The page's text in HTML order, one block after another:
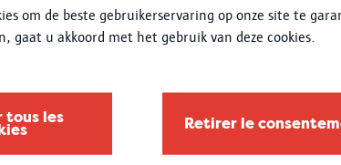
om de beste gebruikerservaring op onze site te
gaat u akkoord met het gebruik van deze cookies.
tous les Retirer le
les